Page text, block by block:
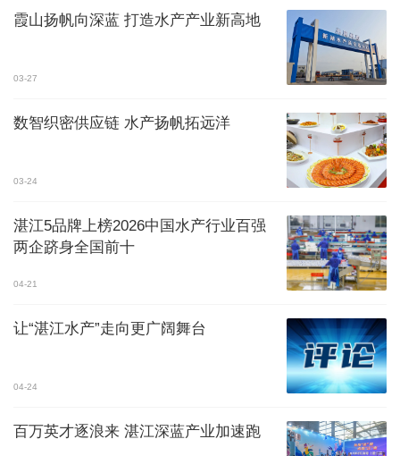
霞山扬帆向深蓝 打造水产产业新高地
03-27
数智织密供应链 水产扬帆拓远洋
03-24
湛江5品牌上榜2026中国水产行业百强
两企跻身全国前十
04-21
让“湛江水产”走向更广阔舞台
04-24
百万英才逐浪来 湛江深蓝产业加速跑